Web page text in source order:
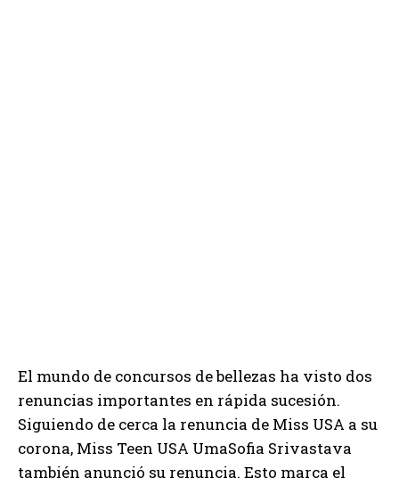
El mundo de concursos de bellezas ha visto dos
renuncias importantes en rápida sucesión.
Siguiendo de cerca la renuncia de Miss USA a su
corona, Miss Teen USA UmaSofia Srivastava
también anunció su renuncia. Esto marca el